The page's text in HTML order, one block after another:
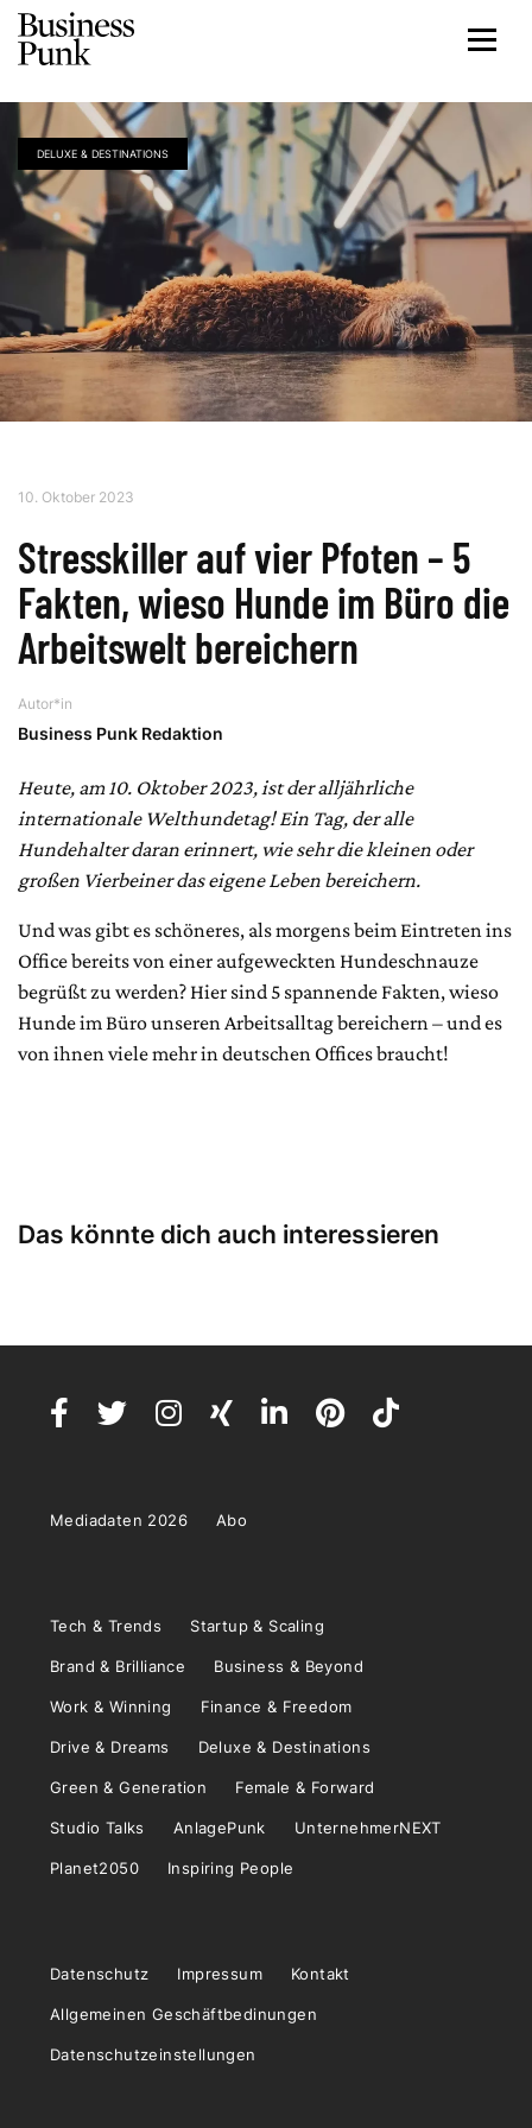
DELUXE & DESTINATIONS
10. Oktober 2023
Stresskiller auf vier Pfoten – 5
Fakten, wieso Hunde im Büro die
Arbeitswelt bereichern
Autor*in
Business Punk Redaktion
Heute, am 10. Oktober 2023, ist der alljährliche
internationale Welthundetag! Ein Tag, der alle
Hundehalter daran erinnert, wie sehr die kleinen oder
großen Vierbeiner das eigene Leben bereichern.
Und was gibt es schöneres, als morgens beim Eintreten ins
Office bereits von einer aufgeweckten Hundeschnauze
begrüßt zu werden? Hier sind 5 spannende Fakten, wieso
Hunde im Büro unseren Arbeitsalltag bereichern – und es
von ihnen viele mehr in deutschen Offices braucht!
Das könnte dich auch interessieren
Mediadaten 2026 Abo
Tech & Trends Startup & Scaling
Brand & Brilliance Business & Beyond
Work & Winning Finance & Freedom
Drive & Dreams Deluxe & Destinations
Green & Generation Female & Forward
Studio Talks AnlagePunk UnternehmerNEXT
Planet2050 Inspiring People
Datenschutz Impressum Kontakt
Allgemeinen Geschäftbedinungen
Datenschutzeinstellungen